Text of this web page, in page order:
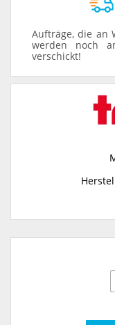
Aufträge, die an
werden noch
verschickt!